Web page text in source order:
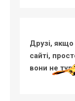
Друзі,
сайті,
вони не